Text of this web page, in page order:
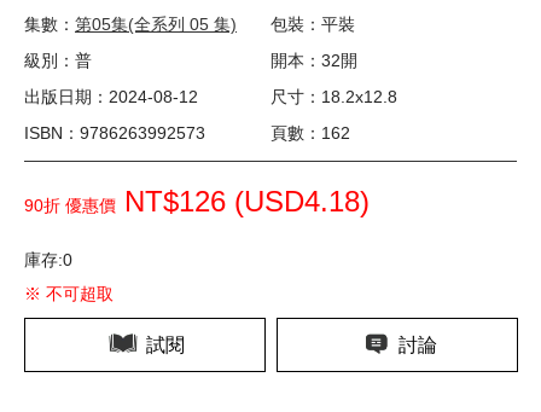
集數： 第05集(全系列 05 集)
包裝：平裝
級別：普
開本：32開
出版日期：2024-08-12
尺寸：18.2x12.8
ISBN：9786263992573
頁數：162
90折 優惠價 NT$126 (USD4.18)
庫存:0
※ 不可超取
試閱 討論